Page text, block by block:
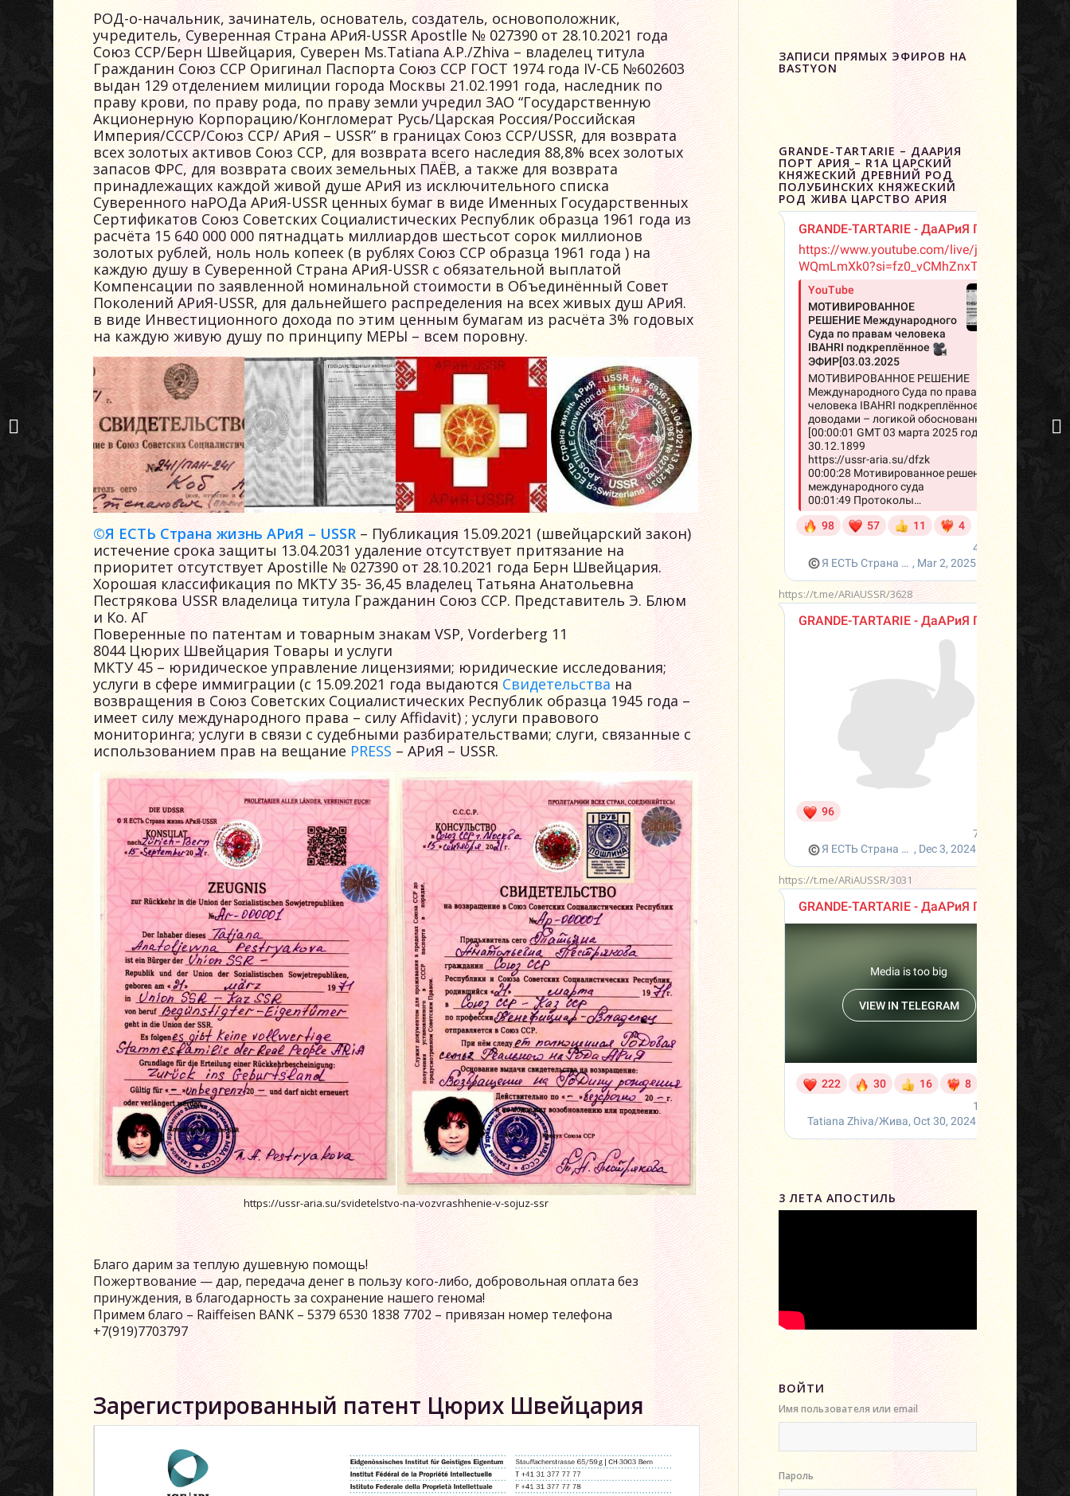
РОД-о-начальник, зачинатель, основатель, создатель, основоположник,
учредитель, Суверенная Страна АРиЯ-USSR Apostlle № 027390 от 28.10.2021 года
Союз ССР/Берн Швейцария, Суверен Ms.Tatiana A.P./Zhiva – владелец титула
Гражданин Союз ССР Оригинал Паспорта Союз ССР ГОСТ 1974 года IV-СБ №602603
выдан 129 отделением милиции города Москвы 21.02.1991 года, наследник по
праву крови, по праву рода, по праву земли учредил ЗАО “Государственную
Акционерную Корпорацию/Конгломерат Русь/Царская Россия/Российская
Империя/СССР/Союз ССР/ АРиЯ – USSR” в границах Союз ССР/USSR, для возврата
всех золотых активов Союз ССР, для возврата всего наследия 88,8% всех золотых
запасов ФРС, для возврата своих земельных ПАЁВ, а также для возврата
принадлежащих каждой живой душе АРиЯ из исключительного списка
Суверенного наРОДа АРиЯ-USSR ценных бумаг в виде Именных Государственных
Сертификатов Союз Советских Социалистических Республик образца 1961 года из
расчёта 15 640 000 000 пятнадцать миллиардов шестьсот сорок миллионов
золотых рублей, ноль ноль копеек (в рублях Союз ССР образца 1961 года ) на
каждую душу в Суверенной Страна АРиЯ-USSR c обязательной выплатой
Компенсации по заявленной номинальной стоимости в Объединённый Совет
Поколений АРиЯ-USSR, для дальнейшего распределения на всех живых душ АРиЯ.
в виде Инвестиционного дохода по этим ценным бумагам из расчёта 3% годовых
на каждую живую душу по принципу МЕРЫ – всем поровну.
©Я ЕСТЬ Страна жизнь АРиЯ – USSR– Публикация 15.09.2021 (швейцарский закон)
истечение срока защиты 13.04.2031 удаление отсутствует притязание на
приоритет отсутствует Apostille № 027390 от 28.10.2021 года Берн Швейцария.
Хорошая классификация по МКТУ 35- 36,45 владелец Татьяна Анатольевна
Пестрякова USSR владелица титула Гражданин Союз ССР. Представитель Э. Блюм
и Ко. АГ
Поверенные по патентам и товарным знакам VSP, Vorderberg 11
8044 Цюрих Швейцария Товары и услуги
МКТУ 45 – юридическое управление лицензиями; юридические исследования;
услуги в сфере иммиграции (с 15.09.2021 года выдаютсяСвидетельствана
возвращения в Союз Советских Социалистических Республик образца 1945 года –
имеет силу международного права – силу Affidavit) ; услуги правового
мониторинга; услуги в связи с судебными разбирательствами; слуги, связанные с
использованием прав на вещаниеPRESS– АРиЯ – USSR.
https://ussr-aria.su/svidetelstvo-na-vozvrashhenie-v-sojuz-ssr
Благо дарим за теплую душевную помощь!
Пожертвование — дар, передача денег в пользу кого-либо, добровольная оплата без
принуждения, в благодарность за сохранение нашего генома!
Примем благо – Raiffeisen BANK – 5379 6530 1838 7702 – привязан номер телефона
+7(919)7703797
Зарегистрированный патент Цюрих Швейцария
ЗАПИСИ ПРЯМЫХ ЭФИРОВ НА
BASTYON
GRANDE-TARTARIE – ДААРИЯ
ПОРТ АРИЯ – R1A ЦАРСКИЙ
КНЯЖЕСКИЙ ДРЕВНИЙ РОД
ПОЛУБИНСКИХ КНЯЖЕСКИЙ
РОД ЖИВА ЦАРСТВО АРИЯ
https://t.me/ARiAUSSR/3628
https://t.me/ARiAUSSR/3031
3 ЛЕТА АПОСТИЛЬ
ВОЙТИ
Имя пользователя или email
Пароль
Центральное
справочное бюро
При Паспортном...